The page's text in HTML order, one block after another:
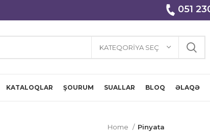
051
KATEQORIYA SEÇ
KATALOQLAR ŞOURUM SUALLAR BLOQ ƏLAQƏ
Home Pinyata